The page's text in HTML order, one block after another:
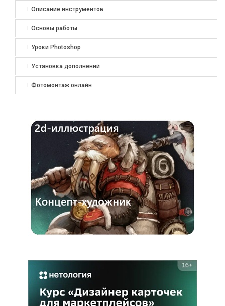
Описание инструментов
Основы работы
Уроки Photoshop
Установка дополнений
Фотомонтаж онлайн